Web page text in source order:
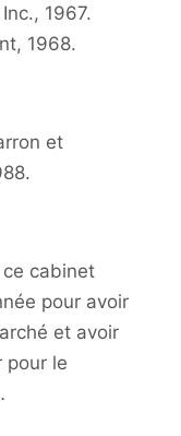
1967.
1968.
et
cabinet
pour avoir
et avoir
pour le